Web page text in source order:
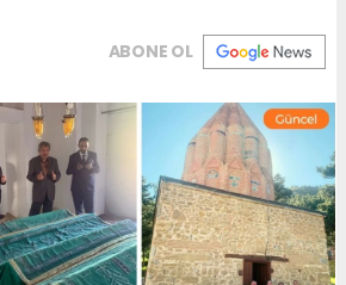
ABONE OL